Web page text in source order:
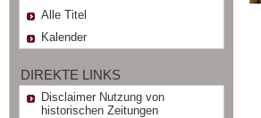
Alle Titel
Kalender
DIREKTE LINKS
Disclaimer Nutzung von
historischen Zeitungen